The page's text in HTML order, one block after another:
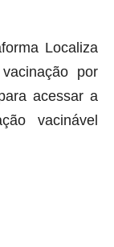
Localiza
por
acessar a
vacinável